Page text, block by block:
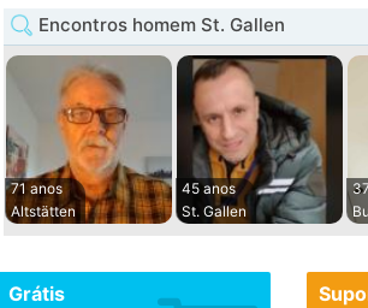
Encontros homem St. Gallen
71 anos
Altstätten
45 anos
St. Gallen
Grátis